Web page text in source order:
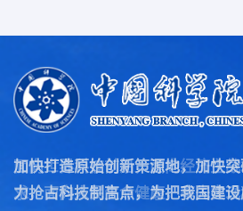
面向世界科技前沿，面向经济主
求，面向人民生命健康，率先实
加快打造原始创新策源地，加快
力抢占科技制高点，为把我国建